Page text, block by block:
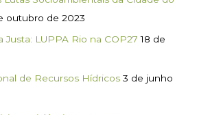
outubro de 2023
Justa: LUPPA Rio na COP27 18 de
de Recursos Hídricos 3 de junho